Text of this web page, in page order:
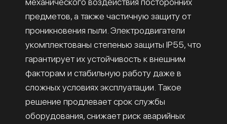
предметов, а также частичную защиту от
проникновения пыли. Электродвигатели
укомплектованы степенью защиты IP55, что
гарантирует их устойчивость к внешним
факторам и стабильную работу даже в
сложных условиях эксплуатации. Такое
решение продлевает срок службы
оборудования, снижает риск аварийных